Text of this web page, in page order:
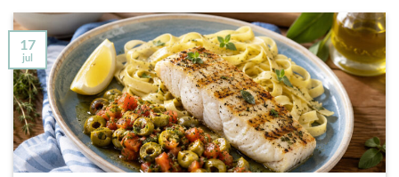
17
jul